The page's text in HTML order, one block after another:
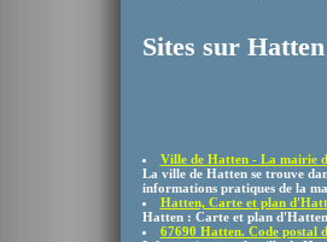
Sites sur Hatten
Ville de Hatten - La mairie
La ville de Hatten se trouve
informations pratiques de la
Hatten, Carte et plan
Hatten : Carte et plan
67690 Hatten. Code postal